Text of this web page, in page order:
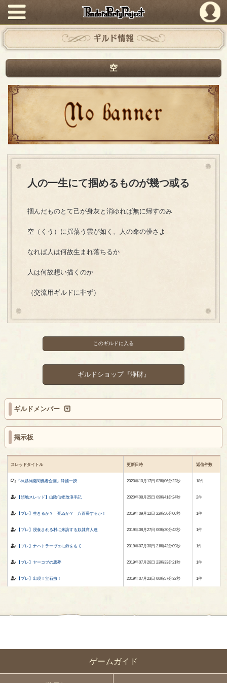
PandoraPartyProject
ゲームガイド
ギルド情報
空
人の一生にて掴めるものが幾つ或る
掴んだものとて己が身灰と消ゆれば無に帰すのみ
空（くう）に揺蕩う雲が如く、人の命の儚さよ
なれば人は何故生まれ落ちるか
人は何故想い描くのか
（交流用ギルドに非ず）
このギルドに入る
ギルドショップ『浄財』
ギルドメンバー
掲示板
スレッドタイトル 更新日時 返信件数
『神威神楽関係者企画』浄國一揆 2020年10月17日 02時06分22秒 18件
【領地スレッド】山陰仙郷放浪手記 2020年08月25日 09時41分24秒 2件
【プレ】生きるか？ 死ぬか？ 八百長するか！ 2019年09月12日 22時56分00秒 1件
【プレ】浸食される村に来訪する奴隷商人達 2019年08月27日 00時30分43秒 1件
【プレ】ナハトラーヴェに鈴をもて 2019年07月30日 21時42分09秒 1件
【プレ】ヤーコブの悪夢 2019年07月26日 23時33分21秒 1件
【プレ】出現！宝石虫！ 2019年07月23日 00時57分32秒 1件